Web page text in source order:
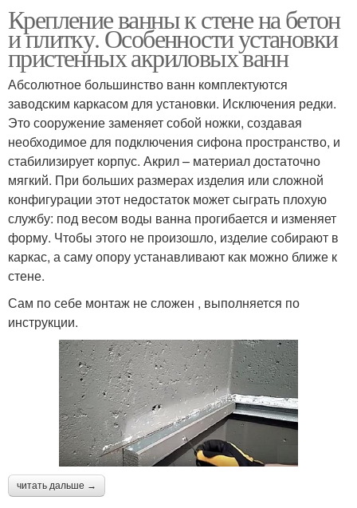
Крепление ванны к стене на бетон
и плитку. Особенности установки
пристенных акриловых ванн
Абсолютное большинство ванн комплектуются
заводским каркасом для установки. Исключения редки.
Это сооружение заменяет собой ножки, создавая
необходимое для подключения сифона пространство, и
стабилизирует корпус. Акрил – материал достаточно
мягкий. При больших размерах изделия или сложной
конфигурации этот недостаток может сыграть плохую
службу: под весом воды ванна прогибается и изменяет
форму. Чтобы этого не произошло, изделие собирают в
каркас, а саму опору устанавливают как можно ближе к
стене.
Сам по себе монтаж не сложен , выполняется по
инструкции.
читать дальше →